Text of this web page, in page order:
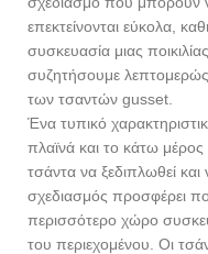
επεκτείνονται εύκολα,
συσκευασία μιας
συζητήσουμε λεπτομερώς
των τσαντών gusset.
Ένα τυπικό
πλαϊνά και το κάτω
τσάντα να ξεδιπλωθεί και
σχεδιασμός προσφέρει
περισσότερο χώρο
του περιεχομένου. Οι